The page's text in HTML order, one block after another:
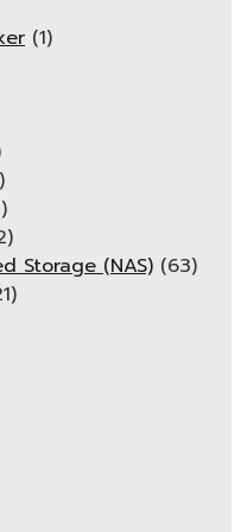
(1)
Storage (NAS) (63)